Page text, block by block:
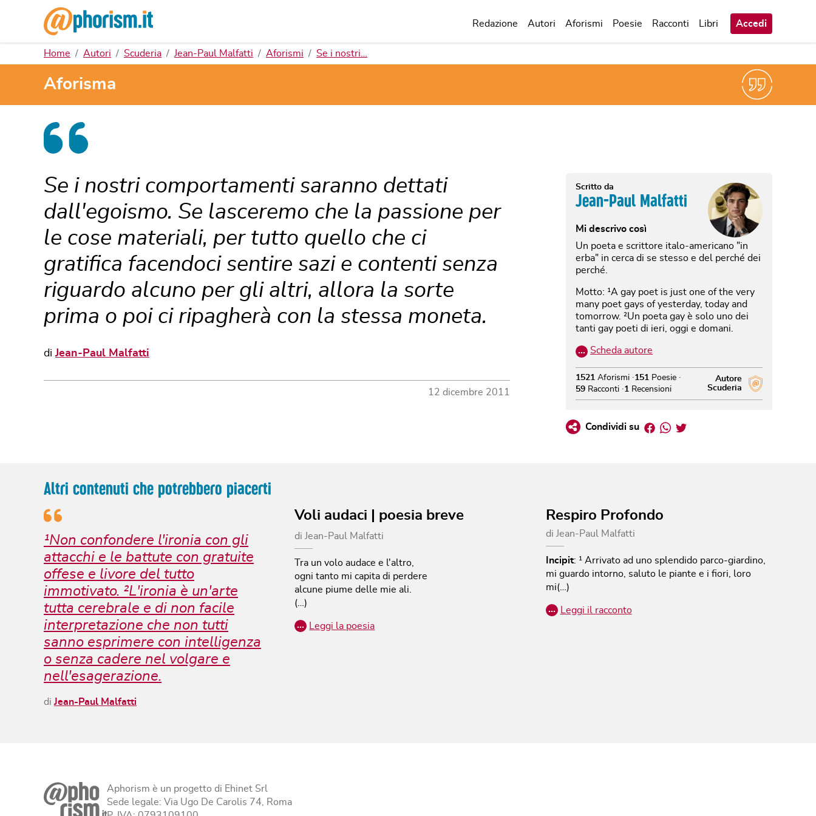
Redazione Autori Aforismi Poesie Racconti Libri Accedi
Home Autori Scuderia Jean-Paul Malfatti Aforismi Se i nostri…
Aforisma
Se i nostri comportamenti saranno dettati
dall'egoismo. Se lasceremo che la passione per
le cose materiali, per tutto quello che ci
gratifica facendoci sentire sazi e contenti senza
riguardo alcuno per gli altri, allora la sorte
prima o poi ci ripagherà con la stessa moneta.
di Jean-Paul Malfatti
12 dicembre 2011
Scritto da
Jean-Paul Malfatti
Mi descrivo così
Un poeta e scrittore italo-americano "in
erba" in cerca di se stesso e del perché dei
perché.
Motto: ¹A gay poet is just one of the very
many poet gays of yesterday, today and
tomorrow. ²Un poeta gay è solo uno dei
tanti gay poeti di ieri, oggi e domani.
… Scheda autore
Autore
Scuderia
1521 Aforismi 151
Poesie
59 Racconti 1 Recensioni
Condividi su Facebook
Whatsapp
Twitter
Altri contenuti che potrebbero piacerti
¹Non confondere l'ironia con gli
attacchi e le battute con gratuite
offese e livore del tutto
immotivato. ²L'ironia è un'arte
tutta cerebrale e di non facile
interpretazione che non tutti
sanno esprimere con intelligenza
o senza cadere nel volgare e
nell'esagerazione.
diJean-Paul Malfatti
Voli audaci | poesia breve
di Jean-Paul Malfatti
Tra un volo audace e l'altro,
ogni tanto mi capita di perdere
alcune piume delle mie ali.
(…)
… Leggi la poesia
Respiro Profondo
di Jean-Paul Malfatti
Incipit: ¹ Arrivato ad uno splendido parco‐giardino,
mi guardo intorno, saluto le piante e i fiori, loro
mi(…)
… Leggi il racconto
Aphorism è un progetto di Ehinet Srl
Sede legale: Via Ugo De Carolis 74, Roma